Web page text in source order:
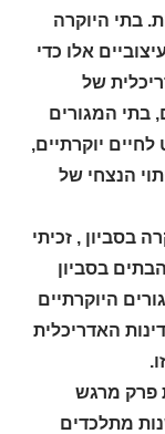
בתי היוקרה
אלו כדי
של
בתי המגורים
יוקרתיים,
הנצחי של
מספר 1 לבתי יוקרה בסביון , זכיתי
בסביון
היוקרתיים
האדריכלית
להיות פרק מרגש
מתלכדים